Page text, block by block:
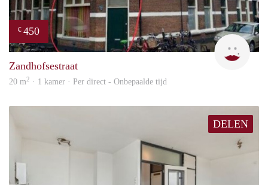
€ 450
Zandhofsestraat
20 m2 · 1 kamer · Per direct - Onbepaalde tijd
DELEN